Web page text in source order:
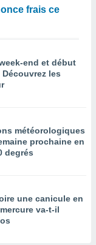
frais ce
end et début
les
météorologiques
prochaine en
degrés
une canicule en
va-t-il